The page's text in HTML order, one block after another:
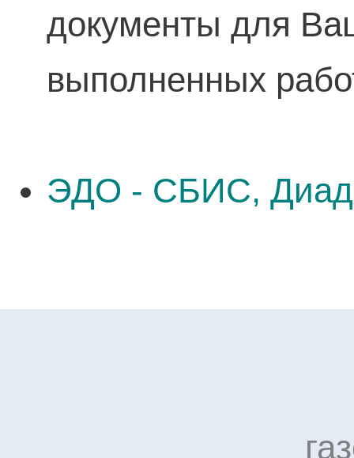
документы для
выполненных
ЭДО - СБИС,